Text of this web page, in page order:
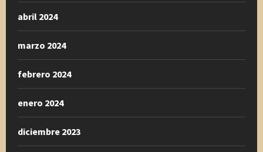
abril 2024
marzo 2024
febrero 2024
enero 2024
diciembre 2023